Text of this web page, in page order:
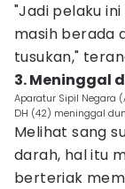
"Jadi pelaku
masih berada
tusukan,"
3. Meninggal
Aparatur Sipil Negara
DH (42) meninggal
Melihat sang
darah, hal itu
berteriak